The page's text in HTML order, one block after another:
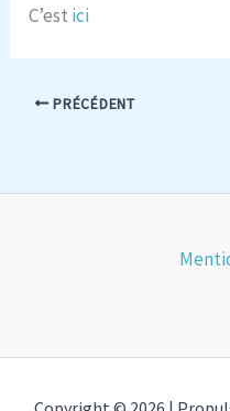
C’est ici
PRÉCÉDENT